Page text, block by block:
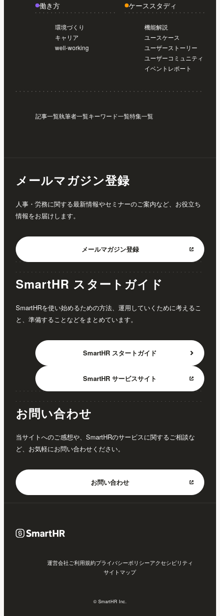
働き方
環境づくり
キャリア
well-working
ケーススタディ
機能解説
ユースケース
ユーザーストーリー
ユーザーコミュニティ
イベントレポート
記事一覧執筆者一覧キーワード一覧特集一覧
メールマガジン登録
人事・労務に関する最新情報やセミナーのご案内など、お役立ち
情報をお届けします。
メールマガジン登録
SmartHR スタートガイド
SmartHRを使い始めるための方法、運用していくために考えるこ
と、準備することなどをまとめています。
SmartHR スタートガイド
SmartHR サービスサイト
お問い合わせ
当サイトへのご感想や、SmartHRのサービスに関するご相談な
ど、お気軽にお問い合わせください。
お問い合わせ
運営会社ご利用規約プライバシーポリシーアクセシビリティ
サイトマップ
© SmartHR Inc.